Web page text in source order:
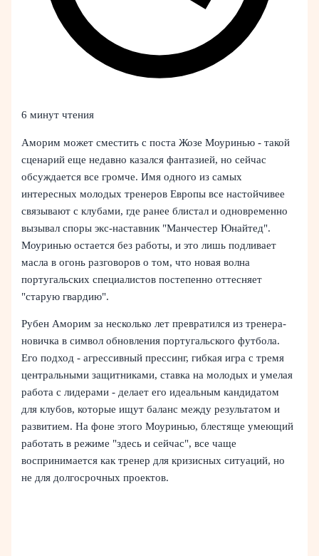
6 минут чтения
Аморим может сместить с поста Жозе Моуринью - такой
сценарий еще недавно казался фантазией, но сейчас
обсуждается все громче. Имя одного из самых
интересных молодых тренеров Европы все настойчивее
связывают с клубами, где ранее блистал и одновременно
вызывал споры экс-наставник "Манчестер Юнайтед".
Моуринью остается без работы, и это лишь подливает
масла в огонь разговоров о том, что новая волна
португальских специалистов постепенно оттесняет
"старую гвардию".
Рубен Аморим за несколько лет превратился из тренера-
новичка в символ обновления португальского футбола.
Его подход - агрессивный прессинг, гибкая игра с тремя
центральными защитниками, ставка на молодых и умелая
работа с лидерами - делает его идеальным кандидатом
для клубов, которые ищут баланс между результатом и
развитием. На фоне этого Моуринью, блестяще умеющий
работать в режиме "здесь и сейчас", все чаще
воспринимается как тренер для кризисных ситуаций, но
не для долгосрочных проектов.